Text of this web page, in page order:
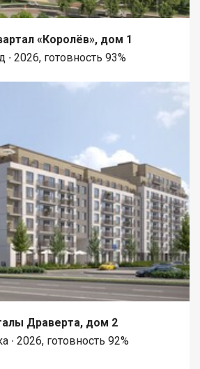
«Королёв», дом 1
∙ 2026, готовность 93%
Драверта, дом 2
∙ 2026, готовность 92%